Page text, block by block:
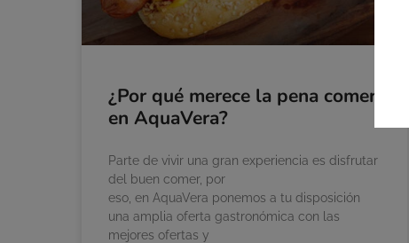
¿Por qué merece la pena comer
en AquaVera?
Parte de vivir una gran experiencia es disfrutar
del buen comer, por
eso, en AquaVera ponemos a tu disposición
una amplia oferta gastronómica con las
mejores ofertas y